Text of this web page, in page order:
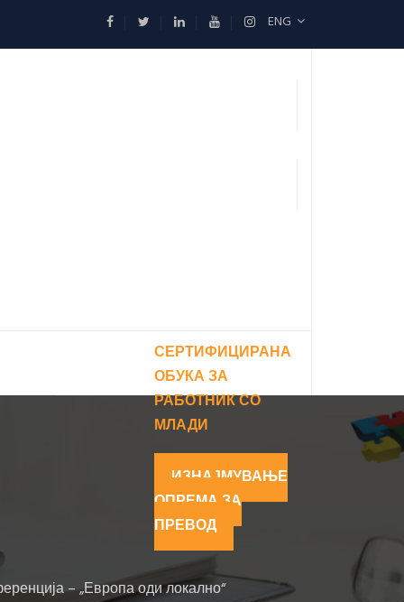
ENG
СЕРТИФИЦИРАНА
ОБУКА ЗА
РАБОТНИК СО
МЛАДИ
ИЗНАЈМУВАЊЕ
ОПРЕМА ЗА
ПРЕВОД
– „Европа оди локално“